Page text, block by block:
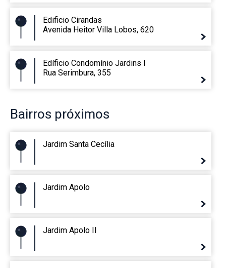
Edificio Cirandas
Avenida Heitor Villa Lobos, 620
Edíficio Condomínio Jardins I
Rua Serimbura, 355
Bairros próximos
Jardim Santa Cecília
Jardim Apolo
Jardim Apolo II